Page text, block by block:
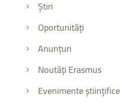
Știri
Oportunități
Anunțuri
Noutăți Erasmus
Evenimente științifice